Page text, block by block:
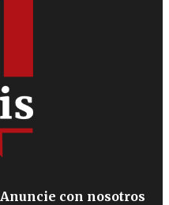
Anuncie con nosotros